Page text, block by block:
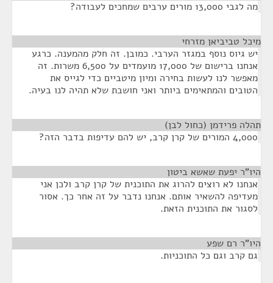
מה לגבי 13,000 מורים ערבים שמחכים לעבודה?
מיכל טביביאן מזרחי
יש גיוס נוסף במגזר הערבי. כמובן. זה חלק מהמענה. כרגע
אנחנו ברישום של 17,000 מועמדים על 6,500 משרות. זה
מאפשר לנו לעשות בחירה ומיון מיטביים כדי לגייס את
הטובים והמתאימים ביותר ואני חושבת שלא תהיה לנו בעיה.
תהלה פרידמן (כחול לבן)
4,000 המורים של קרן קרב, יש להם עדיפות בדבר הזה?
היו"ר יפעת שאשא ביטון
אנחנו לא רוצים להרוג את התוכנית של קרן קרב ולכן אני
מעדיפה להשאיר אותם. אנחנו נדבר על זה אחר כך. אסור
לסגור את התוכנית הזאת.
היו"ר רם שפע
גם קרב וגם כל התוכניות.